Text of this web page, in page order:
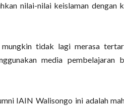
nilai-nilai keislaman
mungkin tidak lagi merasa
media
IAIN Walisongo ini adalah